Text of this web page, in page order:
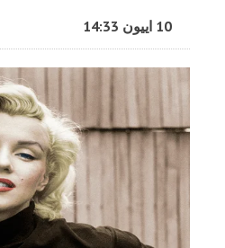
10 اییون 14:33